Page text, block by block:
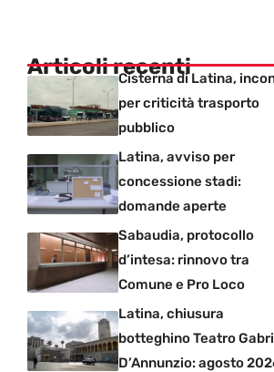
Articoli recenti
Cisterna di Latina,
per criticità trasporto
pubblico
Latina, avviso per
concessione stadi:
domande aperte
Sabaudia, protocollo
d’intesa: rinnovo tra
Comune e Pro Loco
Latina, chiusura
botteghino Teatro
D’Annunzio: agosto